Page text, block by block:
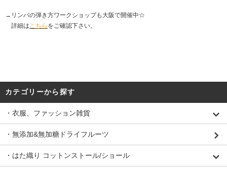
→リンバの弾き方ワークショップも大阪で開催中☆
詳細はこちら をご確認下さい。
カテゴリーから探す
・衣服、ファッション雑貨
・無添加&無加糖ドライフルーツ
・はた織り コットンストール/ショール